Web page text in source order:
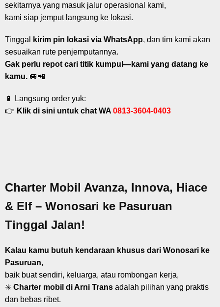
sekitarnya yang masuk jalur operasional kami,
kami siap jemput langsung ke lokasi.
Tinggal kirim pin lokasi via WhatsApp, dan tim kami akan
sesuaikan rute penjemputannya.
Gak perlu repot cari titik kumpul—kami yang datang ke
kamu. 🚐📲
📱 Langsung order yuk:
👉 Klik di sini untuk chat WA 0813-3604-0403
Charter Mobil Avanza, Innova, Hiace
& Elf – Wonosari ke Pasuruan
Tinggal Jalan!
Kalau kamu butuh kendaraan khusus dari Wonosari ke
Pasuruan,
baik buat sendiri, keluarga, atau rombongan kerja,
✳️ Charter mobil di Arni Trans adalah pilihan yang praktis
dan bebas ribet.